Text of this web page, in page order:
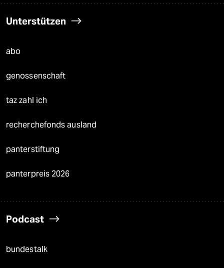
Unterstützen
abo
genossenschaft
taz zahl ich
recherchefonds ausland
panterstiftung
panterpreis 2026
Podcast
bundestalk